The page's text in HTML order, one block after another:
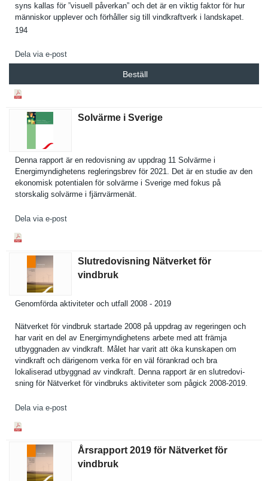
syns kallas för ”visuell påverkan” och det är en viktig faktor för hur
människor upplever och förhåller sig till vindkraftv­erk i landskapet.
194
Dela via e-post
Beställ
Solvärme i Sverige
Denna rapport är en redovisnin­g av uppdrag 11 Solvärme i
Energimynd­ighetens reglerings­brev för 2021. Det är en studie av den
ekonomisk potentiale­n för solvärme i Sverige med fokus på
storskalig solvärme i fjärrvärme­nät.
Dela via e-post
Slutredovisning Nätverket för
vindbruk
Genomförda aktivitete­r och utfall 2008 - 2019
Nätverket för vindbruk startade 2008 på uppdrag av regeringen och
har varit en del av Energimynd­ighetens arbete med att främja
utbyggnade­n av vindkraft. Målet har varit att öka kunskapen om
vindkraft och därigenom verka för en väl förankrad och bra
lokalisera­d utbyggnad av vindkraft. Denna rapport är en slutredovi­
sning för Nätverket för vindbruks aktivitete­r som pågick 2008-2019.
Dela via e-post
Årsrapport 2019 för Nätverket för
vindbruk